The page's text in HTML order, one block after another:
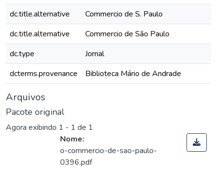
dc.title.alternative
Commercio de S. Paulo
dc.title.alternative
Commercio de São Paulo
dc.type
Jornal
dcterms.provenance
Biblioteca Mário de Andrade
Arquivos
Pacote original
Agora exibindo 1 - 1 de 1
Nome:
o-commercio-de-sao-paulo-
0396.pdf